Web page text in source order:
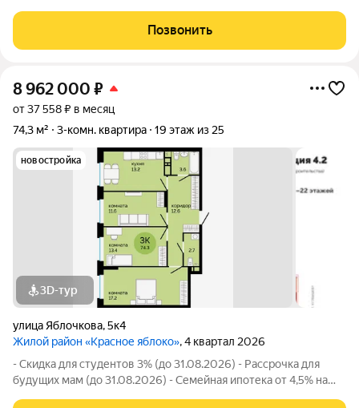
31.08.2026) - Скидка до 3% за каждого ребёнка (до 31.08.2026)
- Материнский
Позвонить
8 962 000 ₽
от 37 558 ₽ в месяц
74,3 м²
3-комн. квартира 19 этаж из 25
новостройка
3D-тур
улица Яблочкова,5к4
Жилой район «Красное яблоко», 4 квартал 2026
- Скидка для студентов 3% (до 31.08.2026) - Рассрочка для
будущих мам (до 31.08.2026) - Семейная ипотека от 4,5% на